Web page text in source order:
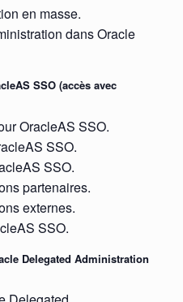
en masse.
dans Oracle
SSO (accès avec
OracleAS SSO.
SSO.
SSO.
partenaires.
externes.
SSO.
Delegated Administration